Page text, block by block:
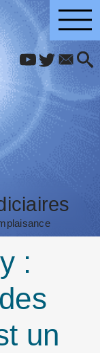
:
un